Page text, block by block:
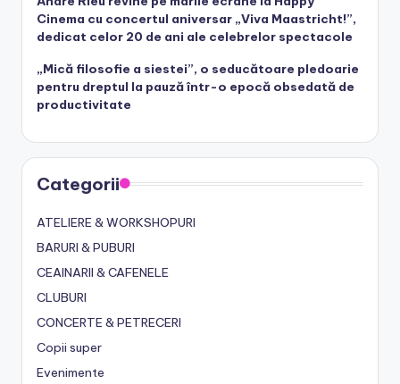
Cinema cu concertul aniversar „Viva Maastricht!”,
dedicat celor 20 de ani ale celebrelor spectacole
„Mică filosofie a siestei”, o seducătoare pledoarie
pentru dreptul la pauză într-o epocă obsedată de
productivitate
Categorii
ATELIERE & WORKSHOPURI
BARURI & PUBURI
CEAINARII & CAFENELE
CLUBURI
CONCERTE & PETRECERI
Copii super
Evenimente